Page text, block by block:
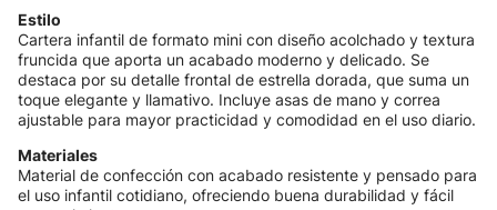
Estilo
Cartera infantil de formato mini con diseño acolchado y textura
fruncida que aporta un acabado moderno y delicado. Se
destaca por su detalle frontal de estrella dorada, que suma un
toque elegante y llamativo. Incluye asas de mano y correa
ajustable para mayor practicidad y comodidad en el uso diario.
Materiales
Material de confección con acabado resistente y pensado para
el uso infantil cotidiano, ofreciendo buena durabilidad y fácil